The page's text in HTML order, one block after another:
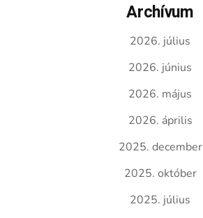
Archívum
2026. július
2026. június
2026. május
2026. április
2025. december
2025. október
2025. július